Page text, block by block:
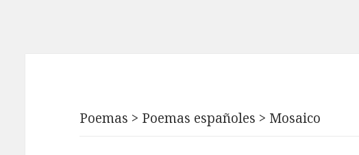
Poemas > Poemas españoles > Mosaico